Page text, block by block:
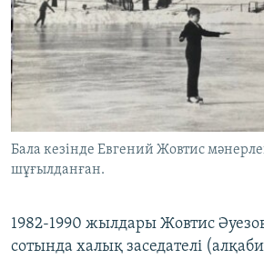
Бала кезінде Евгений Жовтис
шұғылданған.
1982-1990 жылдары Жовтис
сотында халық заседателі